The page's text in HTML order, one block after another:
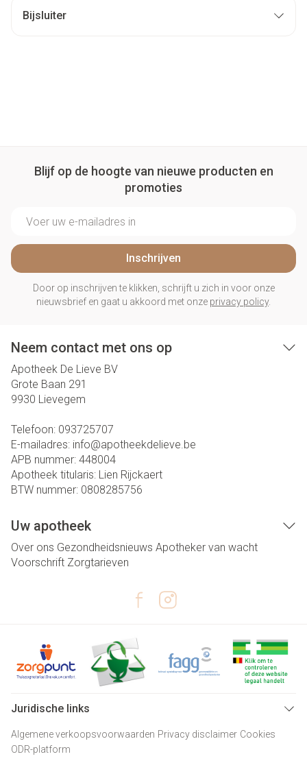
Bijsluiter
Blijf op de hoogte van nieuwe producten en
promoties
Inschrijven
Door op inschrijven te klikken, schrijft u zich in voor onze
nieuwsbrief en gaat u akkoord met onze privacy policy.
Neem contact met ons op
Apotheek De Lieve BV
Grote Baan 291
9930 Lievegem
Telefoon: 093725707
E-mailadres: info@apotheekdelieve.be
APB nummer: 448004
Apotheek titularis: Lien Rijckaert
BTW nummer: 0808285756
Uw apotheek
Over ons Gezondheidsnieuws Apotheker van wacht
Voorschrift Zorgtarieven
Juridische links
Algemene verkoopsvoorwaarden Privacy disclaimer Cookies
ODR-platform